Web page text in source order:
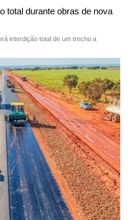
total durante obras de nova
interdição total de um trecho a